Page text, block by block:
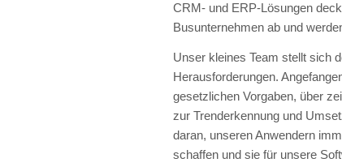
CRM- und ERP-Lösungen
Busunternehmen ab und
Unser kleines Team stellt sich
Herausforderungen.
gesetzlichen Vorgaben, über
zur Trenderkennung und
daran, unseren Anwendern
schaffen und sie für unsere